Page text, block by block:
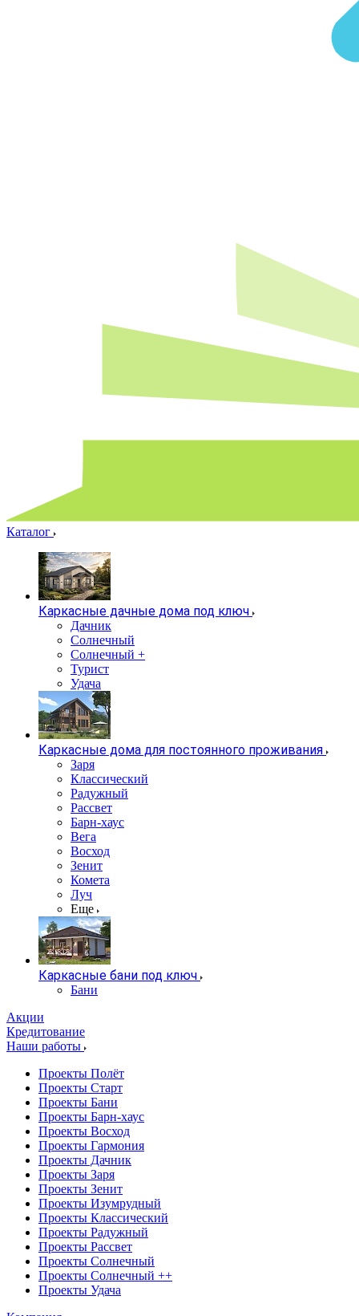
Каталог
Каркасные дачные дома под ключ
Дачник
Солнечный
Солнечный +
Турист
Удача
Каркасные дома для постоянного проживания
Заря
Классический
Радужный
Рассвет
Барн-хаус
Вега
Восход
Зенит
Комета
Луч
Еще
Каркасные бани под ключ
Бани
Акции
Кредитование
Наши работы
Проекты Полёт
Проекты Старт
Проекты Бани
Проекты Барн-хаус
Проекты Восход
Проекты Гармония
Проекты Дачник
Проекты Заря
Проекты Зенит
Проекты Изумрудный
Проекты Классический
Проекты Радужный
Проекты Рассвет
Проекты Солнечный
Проекты Солнечный ++
Проекты Удача